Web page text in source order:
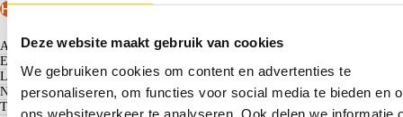
Deze website maakt gebruik van cookies
We gebruiken cookies om content en advertenties te
personaliseren, om functies voor social media te bieden en
ons websiteverkeer te analyseren. Ook delen we informatie
HighlightsExterieurInfotainmentInterieur & ComfortVeiligheid
Apple Carplay/Android Auto
lichtmetalen wielen 20” ‘Daytona’
navigatiesysteem